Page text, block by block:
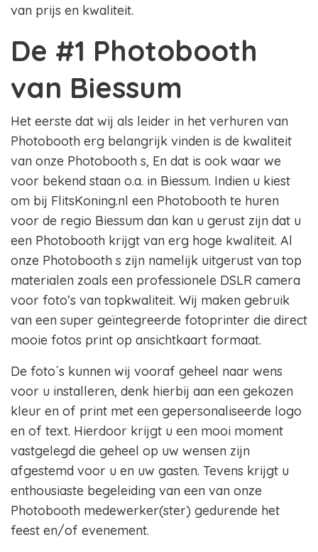
van prijs en kwaliteit.
De #1 Photobooth
van Biessum
Het eerste dat wij als leider in het verhuren van
Photobooth erg belangrijk vinden is de kwaliteit
van onze Photobooth s, En dat is ook waar we
voor bekend staan o.a. in Biessum. Indien u kiest
om bij FlitsKoning.nl een Photobooth te huren
voor de regio Biessum dan kan u gerust zijn dat u
een Photobooth krijgt van erg hoge kwaliteit. Al
onze Photobooth s zijn namelijk uitgerust van top
materialen zoals een professionele DSLR camera
voor foto’s van topkwaliteit. Wij maken gebruik
van een super geïntegreerde fotoprinter die direct
mooie fotos print op ansichtkaart formaat.
De foto´s kunnen wij vooraf geheel naar wens
voor u installeren, denk hierbij aan een gekozen
kleur en of print met een gepersonaliseerde logo
en of text. Hierdoor krijgt u een mooi moment
vastgelegd die geheel op uw wensen zijn
afgestemd voor u en uw gasten. Tevens krijgt u
enthousiaste begeleiding van een van onze
Photobooth medewerker(ster) gedurende het
feest en/of evenement.